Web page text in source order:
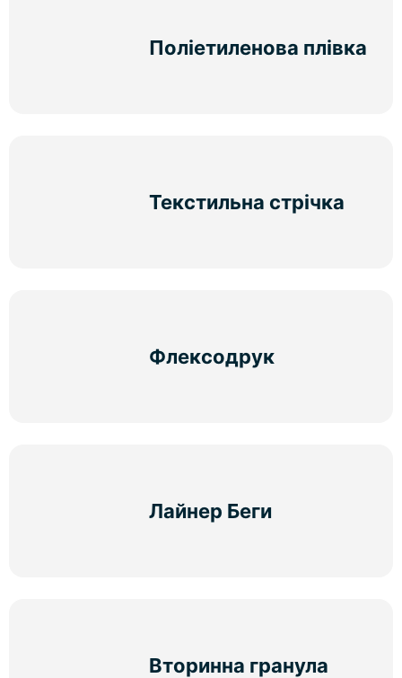
Поліетиленова плівка
Текстильна стрічка
Флексодрук
Лайнер Беги
Вторинна гранула